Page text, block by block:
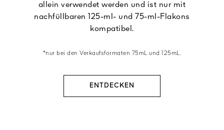
allein verwendet werden und ist nur mit
nachfüllbaren 125-ml- und 75-ml-Flakons
kompatibel.
*nur bei den Verkaufsformaten 75mL und 125mL.
ENTDECKEN